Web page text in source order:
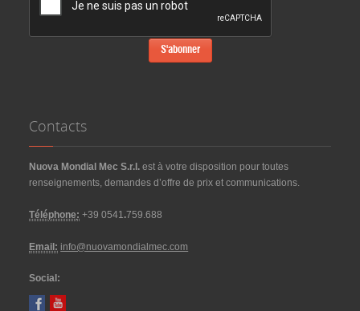
Contacts
Nuova Mondial Mec S.r.l. est à votre disposition pour toutes
renseignements, demandes d’offre de prix et communications.
Téléphone: +39 0541.759.688
Email: info@nuovamondialmec.com
Social: